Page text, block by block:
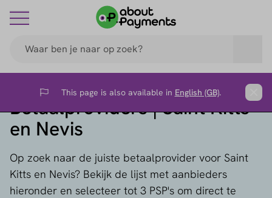
Flag This page is also available in English (GB).
Betaalproviders | Saint Kitts
en Nevis
Op zoek naar de juiste betaalprovider voor Saint
Kitts en Nevis? Bekijk de lijst met aanbieders
hieronder en selecteer tot 3 PSP's om direct te